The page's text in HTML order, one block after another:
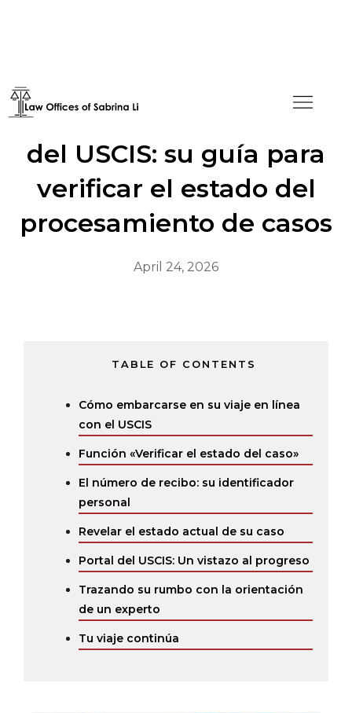
Navegar por el sitio web
del USCIS: su guía para
verificar el estado del
procesamiento de casos
April 24, 2026
TABLE OF CONTENTS
Cómo embarcarse en su viaje en línea
con el USCIS
Función «Verificar el estado del caso»
El número de recibo: su identificador
personal
Revelar el estado actual de su caso
Portal del USCIS: Un vistazo al progreso
Trazando su rumbo con la orientación
de un experto
Tu viaje continúa